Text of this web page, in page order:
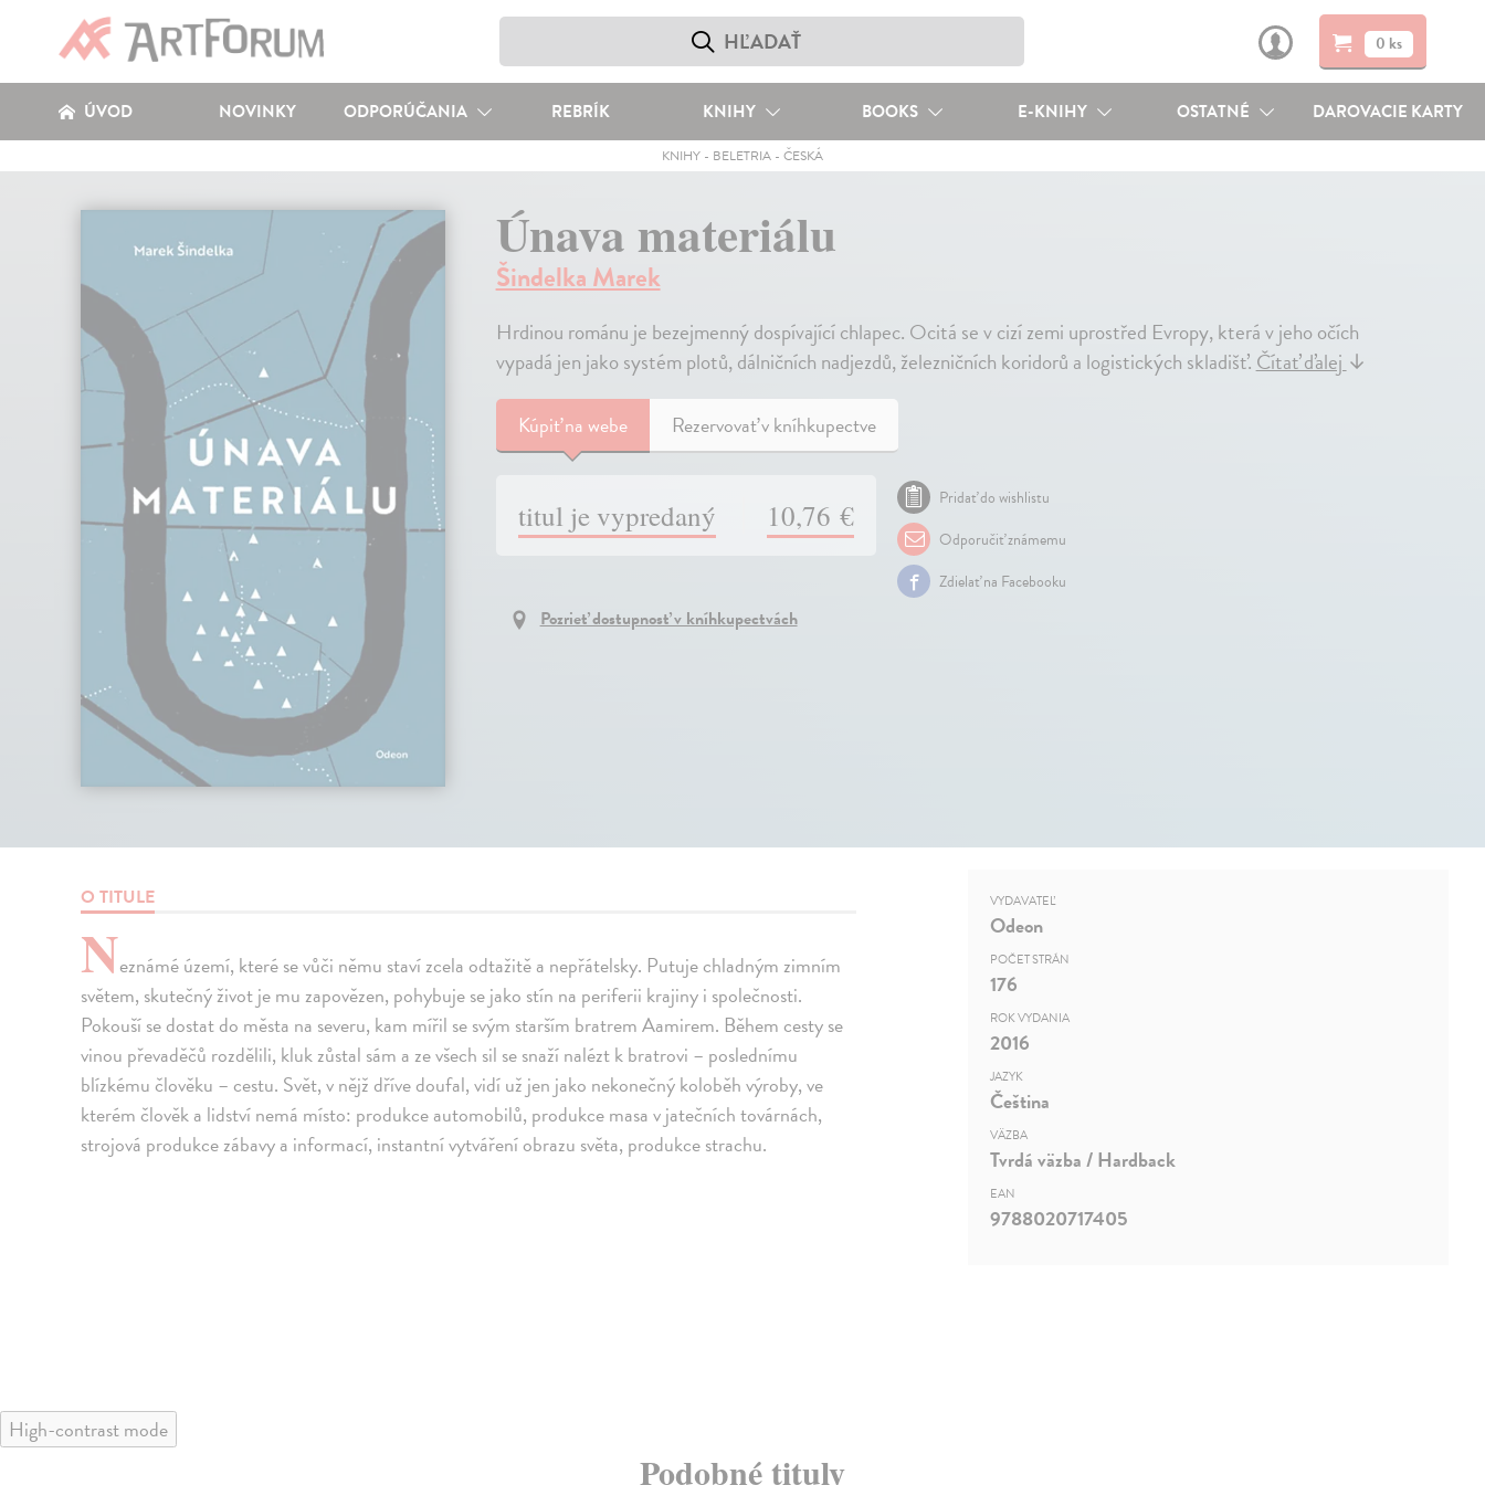
0 ks
ÚVOD NOVINKY ODPORÚČANIA REBRÍK KNIHY BOOKS E-KNIHY OSTATNÉ DAROVACIE KARTY
KNIHY- BELETRIA- ČESKÁ
Únava materiálu
Šindelka Marek
Hrdinou románu je bezejmenný dospívající chlapec. Ocitá se v cizí zemi uprostřed Evropy, která v jeho očích
vypadá jen jako systém plotů, dálničních nadjezdů, železničních koridorů a logistických skladišť.Čítať ďalej↓
Kúpiťna webe Rezervovať v kníhkupectve
titul je vypredaný 10,76 €
Pridať do wishlistu
Odporučiť známemu
Zdielať na Facebooku
Pozrieť dostupnosť v kníhkupectvách
O TITULE
Neznámé území, které se vůči němu staví zcela odtažitě a nepřátelsky. Putuje chladným zimním
světem, skutečný život je mu zapovězen, pohybuje se jako stín na periferii krajiny i společnosti.
Pokouší se dostat do města na severu, kam mířil se svým starším bratrem Aamirem. Během cesty se
vinou převaděčů rozdělili, kluk zůstal sám a ze všech sil se snaží nalézt k bratrovi – poslednímu
blízkému člověku – cestu. Svět, v nějž dříve doufal, vidí už jen jako nekonečný koloběh výroby, ve
kterém člověk a lidství nemá místo: produkce automobilů, produkce masa v jatečních továrnách,
strojová produkce zábavy a informací, instantní vytváření obrazu světa, produkce strachu.
VYDAVATEĽ
Odeon
POČET STRÁN
176
ROK VYDANIA
2016
JAZYK
Čeština
VÄZBA
Tvrdá väzba / Hardback
EAN
9788020717405
High-contrast mode
Podobné tituly